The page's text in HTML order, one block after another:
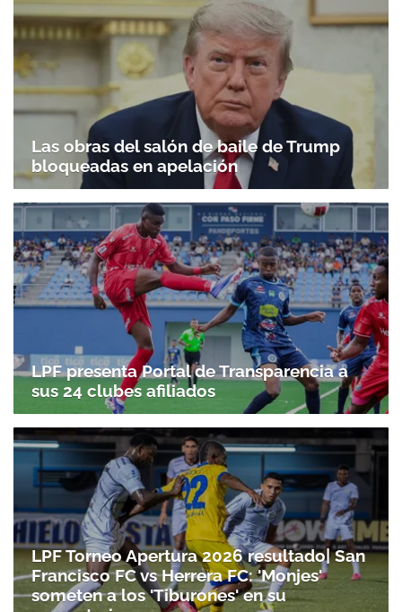
Las obras del salón de baile de Trump
bloqueadas en apelación
LPF presenta Portal de Transparencia a
sus 24 clubes afiliados
LPF Torneo Apertura 2026 resultado| San
Francisco FC vs Herrera FC: 'Monjes'
someten a los 'Tiburones' en su